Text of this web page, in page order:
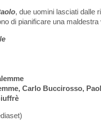
, due uomini lasciati dalle
di pianificare una maldestra
Carlo Buccirosso,